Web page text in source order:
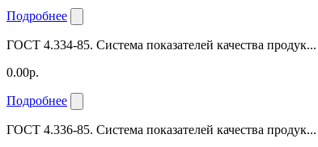
Подробнее
ГОСТ 4.334-85. Система показателей качества продук...
0.00р.
Подробнее
ГОСТ 4.336-85. Система показателей качества продук...